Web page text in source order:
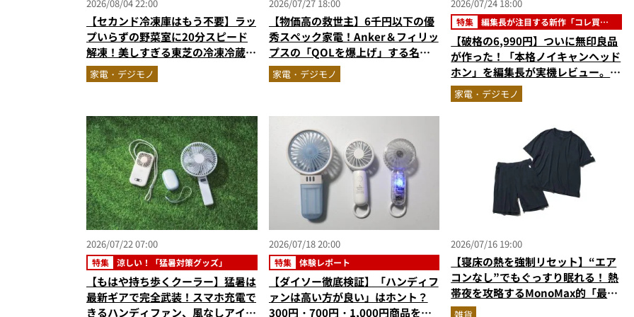
2026/08/04 22:00
【セカンド冷凍庫はもう不要】ラッ
プいらずの野菜室に20分スピード
解凍！美しすぎる東芝の冷凍冷蔵庫
「フリーザ」を徹底解説／No.1モ
ノ雑誌編集長が選ぶ『センスがいい
家電・デジモノ
2026/07/27 18:00
【物価高の救世主】6千円以下の優
秀スペック家電！Anker＆フィリッ
プスの「QOLを爆上げ」する名品2
選家電・デジモノ
2026/07/24 18:00
特集
編集長が注目する新作「コレ買い
です」
【破格の6,990円】ついに無印良品
が作った！「本格ノイキャンヘッド
ホン」を編集長が実機レビュー。音
質・デザイン・コスパすべてが大正
解だった『コレ買いです』Vol.171
家電・デジモノ
2026/07/22 07:00
特集 涼しい！「猛暑対策グッズ」
【もはや持ち歩くクーラー】猛暑は
最新ギアで完全武装！スマホ充電で
きるハンディファン、風なしアイス
2026/07/18 20:00
特集 体験レポート
【ダイソー徹底検証】「ハンディフ
ァンは高い方が良い」はホント？
300円・700円・1,000円商品を比
2026/07/16 19:00
【寝床の熱を強制リセット】“エア
コンなし”でもぐっすり眠れる！ 熱
帯夜を攻略するMonoMax的「最強
快眠セット」はコレだ